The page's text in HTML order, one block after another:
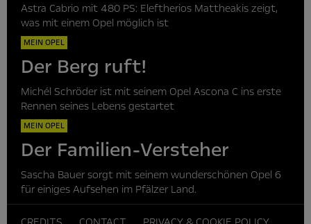
Astra Cabrio mit 480 PS: Eleftherios Mattheakis zeigt,
was mit einem Opel möglich ist
MEIN OPEL
Der Berg ruft!
Michél Schröder ist mit seinem Opel Ascona C ins erste
Rennen seines Lebens gestartet
MEIN OPEL
Der Familien-Versteher
Sascha Bauer sorgt mit seinem wunderschönen Opel 6
für einiges Aufsehen im Pfälzer Land.